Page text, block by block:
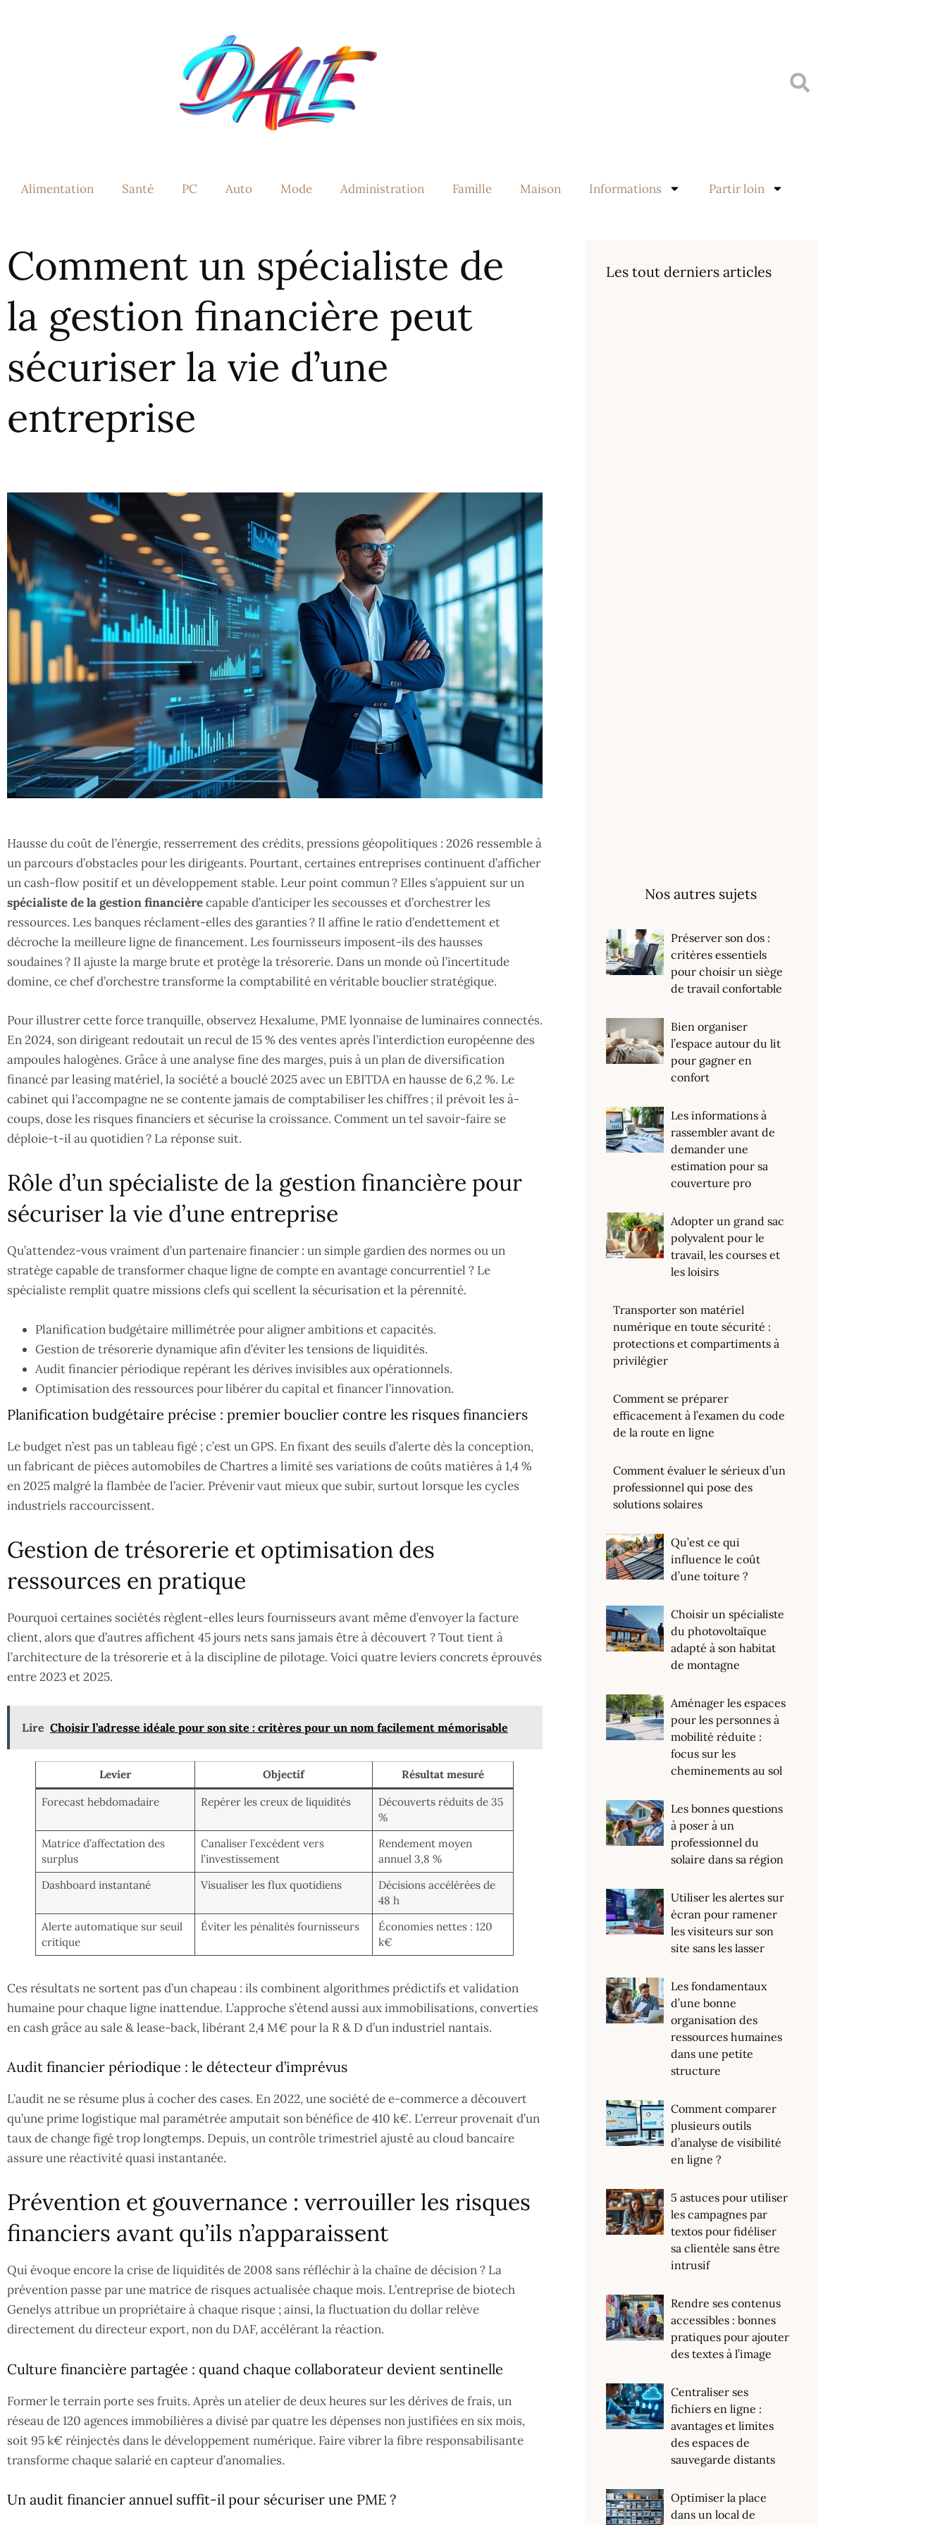
Alimentation Santé PC Auto Mode Administration Famille Maison Informations Partir loin
Comment un spécialiste de
la gestion financière peut
sécuriser la vie d’une
entreprise
Hausse du coût de l’énergie, resserrement des crédits, pressions géopolitiques : 2026 ressemble à
un parcours d’obstacles pour les dirigeants. Pourtant, certaines entreprises continuent d’afficher
un cash-flow positif et un développement stable. Leur point commun ? Elles s’appuient sur un
spécialiste de la gestion financièrecapable d’anticiper les secousses et d’orchestrer les
ressources. Les banques réclament-elles des garanties ? Il affine le ratio d’endettement et
décroche la meilleure ligne de financement. Les fournisseurs imposent-ils des hausses
soudaines ? Il ajuste la marge brute et protège la trésorerie. Dans un monde où l’incertitude
domine, ce chef d’orchestre transforme la comptabilité en véritable bouclier stratégique.
Pour illustrer cette force tranquille, observez Hexalume, PME lyonnaise de luminaires connectés.
En 2024, son dirigeant redoutait un recul de 15 % des ventes après l’interdiction européenne des
ampoules halogènes. Grâce à une analyse fine des marges, puis à un plan de diversification
financé par leasing matériel, la société a bouclé 2025 avec un EBITDA en hausse de 6,2 %. Le
cabinet qui l’accompagne ne se contente jamais de comptabiliser les chiffres ; il prévoit les à-
coups, dose les risques financiers et sécurise la croissance. Comment un tel savoir-faire se
déploie-t-il au quotidien ? La réponse suit.
Rôle d’un spécialiste de la gestion financière pour
sécuriser la vie d’une entreprise
Qu’attendez-vous vraiment d’un partenaire financier : un simple gardien des normes ou un
stratège capable de transformer chaque ligne de compte en avantage concurrentiel ? Le
spécialiste remplit quatre missions clefs qui scellent la sécurisation et la pérennité.
Planification budgétaire millimétrée pour aligner ambitions et capacités.
Gestion de trésorerie dynamique afin d’éviter les tensions de liquidités.
Audit financier périodique repérant les dérives invisibles aux opérationnels.
Optimisation des ressources pour libérer du capital et financer l’innovation.
Planification budgétaire précise : premier bouclier contre les risques financiers
Le budget n’est pas un tableau figé ; c’est un GPS. En fixant des seuils d’alerte dès la conception,
un fabricant de pièces automobiles de Chartres a limité ses variations de coûts matières à 1,4 %
en 2025 malgré la flambée de l’acier. Prévenir vaut mieux que subir, surtout lorsque les cycles
industriels raccourcissent.
Gestion de trésorerie et optimisation des
ressources en pratique
Pourquoi certaines sociétés règlent-elles leurs fournisseurs avant même d’envoyer la facture
client, alors que d’autres affichent 45 jours nets sans jamais être à découvert ? Tout tient à
l’architecture de la trésorerie et à la discipline de pilotage. Voici quatre leviers concrets éprouvés
entre 2023 et 2025.
Lire Choisir l’adresse idéale pour son site : critères pour un nom facilement mémorisable
Levier Objectif Résultat mesuré
Forecast hebdomadaire Repérer les creux de liquidités
Découverts réduits de 35
%
Matrice d’affectation des
surplus
Canaliser l’excédent vers
l’investissement
Rendement moyen
annuel 3,8 %
Dashboard instantané
Visualiser les flux quotidiens
Décisions accélérées de
48 h
Alerte automatique sur seuil
critique
Éviter les pénalités fournisseurs
Économies nettes : 120
k€
Ces résultats ne sortent pas d’un chapeau : ils combinent algorithmes prédictifs et validation
humaine pour chaque ligne inattendue. L’approche s’étend aussi aux immobilisations, converties
en cash grâce au sale & lease-back, libérant 2,4 M€ pour la R & D d’un industriel nantais.
Audit financier périodique : le détecteur d’imprévus
L’audit ne se résume plus à cocher des cases. En 2022, une société de e-commerce a découvert
qu’une prime logistique mal paramétrée amputait son bénéfice de 410 k€. L’erreur provenait d’un
taux de change figé trop longtemps. Depuis, un contrôle trimestriel ajusté au cloud bancaire
assure une réactivité quasi instantanée.
Prévention et gouvernance : verrouiller les risques
financiers avant qu’ils n’apparaissent
Qui évoque encore la crise de liquidités de 2008 sans réfléchir à la chaîne de décision ? La
prévention passe par une matrice de risques actualisée chaque mois. L’entreprise de biotech
Genelys attribue un propriétaire à chaque risque ; ainsi, la fluctuation du dollar relève
directement du directeur export, non du DAF, accélérant la réaction.
Culture financière partagée : quand chaque collaborateur devient sentinelle
Former le terrain porte ses fruits. Après un atelier de deux heures sur les dérives de frais, un
réseau de 120 agences immobilières a divisé par quatre les dépenses non justifiées en six mois,
soit 95 k€ réinjectés dans le développement numérique. Faire vibrer la fibre responsabilisante
transforme chaque salarié en capteur d’anomalies.
Un audit financier annuel suffit-il pour sécuriser une PME ?
Les tout derniers articles
Nos autres sujets
Préserver son dos :
critères essentiels
pour choisir un siège
de travail confortable
Bien organiser
l’espace autour du lit
pour gagner en
confort
Les informations à
rassembler avant de
demander une
estimation pour sa
couverture pro
Adopter un grand sac
polyvalent pour le
travail, les courses et
les loisirs
Transporter son matériel
numérique en toute sécurité :
protections et compartiments à
privilégier
Comment se préparer
efficacement à l’examen du code
de la route en ligne
Comment évaluer le sérieux d’un
professionnel qui pose des
solutions solaires
Qu’est ce qui
influence le coût
d’une toiture ?
Choisir un spécialiste
du photovoltaïque
adapté à son habitat
de montagne
Aménager les espaces
pour les personnes à
mobilité réduite :
focus sur les
cheminements au sol
Les bonnes questions
à poser à un
professionnel du
solaire dans sa région
Utiliser les alertes sur
écran pour ramener
les visiteurs sur son
site sans les lasser
Les fondamentaux
d’une bonne
organisation des
ressources humaines
dans une petite
structure
Comment comparer
plusieurs outils
d’analyse de visibilité
en ligne ?
5 astuces pour utiliser
les campagnes par
textos pour fidéliser
sa clientèle sans être
intrusif
Rendre ses contenus
accessibles : bonnes
pratiques pour ajouter
des textes à l’image
Centraliser ses
fichiers en ligne :
avantages et limites
des espaces de
sauvegarde distants
Optimiser la place
dans un local de